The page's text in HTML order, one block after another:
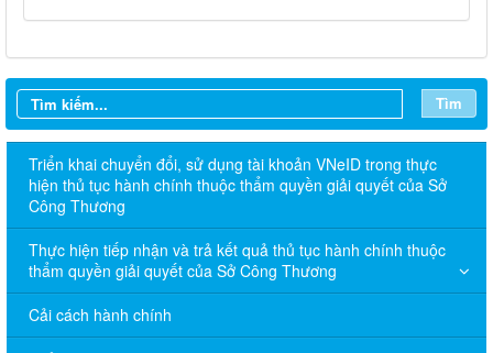
Tìm
Triển khai chuyển đổi, sử dụng tài khoản VNeID trong thực
hiện thủ tục hành chính thuộc thẩm quyền giải quyết của Sở
Công Thương
Thực hiện tiếp nhận và trả kết quả thủ tục hành chính thuộc
thẩm quyền giải quyết của Sở Công Thương
Cải cách hành chính